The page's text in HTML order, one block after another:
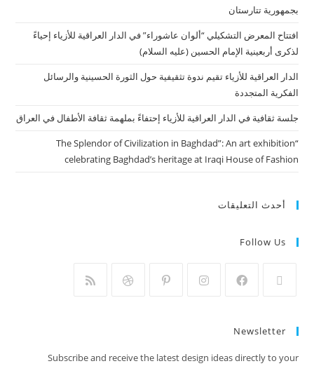
بجمهورية تتارستان
افتتاح المعرض التشكيلي “ألوان عاشوراء” في الدار العراقية للأزياء إحياءً
لذكرى أربعينية الإمام الحسين (عليه السلام)
الدار العراقية للأزياء تقيم ندوة تثقيفية حول الثورة الحسينية والرسائل
الفكرية المتجددة
جلسة ثقافية في الدار العراقية للأزياء إحتفاءً بملهمة ثقافة الأطفال في العراق
“The Splendor of Civilization in Baghdad”: An art exhibition
celebrating Baghdad’s heritage at Iraqi House of Fashion
أحدث التعليقات
Follow Us
Newsletter
Subscribe and receive the latest design ideas directly to your